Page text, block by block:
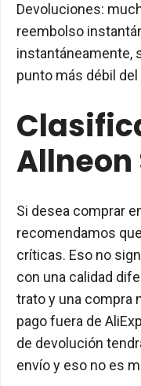
Devoluciones:
reembolso
instantáneamente,
punto más débil
Allneon
Si desea comprar
recomendamos
críticas. Eso no
con una calidad
trato y una compra
pago fuera de
de devolución
envío y eso no es